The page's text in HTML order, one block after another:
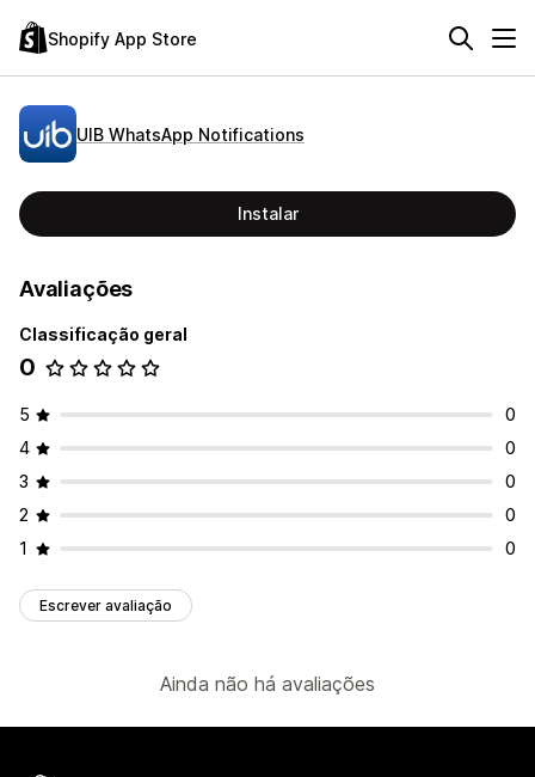
Shopify App Store
UIB WhatsApp Notifications
Instalar
Avaliações
Classificação geral
0
5
0
4
0
3
0
2
0
1
0
Escrever avaliação
Ainda não há avaliações